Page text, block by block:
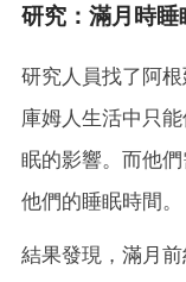
研究：滿月時
研究人員找了阿
庫姆人生活中只
眠的影響。而他
他們的睡眠時間。
結果發現，滿月